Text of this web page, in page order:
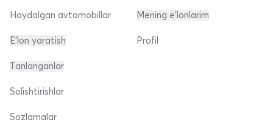
Haydalgan avtomobillar
E'lon yaratish
Mening e'lonlarim
Profil
Tanlanganlar
Solishtirishlar
Sozlamalar